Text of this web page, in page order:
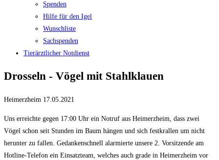
Spenden
Hilfe für den Igel
Wunschliste
Sachspenden
Tierärztlicher Notdienst
Drosseln - Vögel mit Stahlklauen
Heimerzheim 17.05.2021
Uns erreichte gegen 17:00 Uhr ein Notruf aus Heimerzheim, dass zwei
Vögel schon seit Stunden im Baum hängen und sich festkrallen um nicht
herunter zu fallen. Gedankenschnell alarmierte unsere 2. Vorsitzende am
Hotline-Telefon ein Einsatzteam, welches auch grade in Heimerzheim vor